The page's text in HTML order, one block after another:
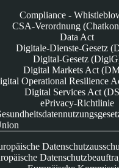
Compliance -
CSA-Verordnung
Data Act
Digitale-Dienste-Gesetz
Digital-Gesetz
Digital Markets Act
Operational Resilience
Digital Services Act
ePrivacy-Richtlinie